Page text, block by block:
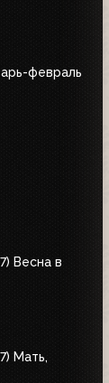
февраль
Весна в
Мать,